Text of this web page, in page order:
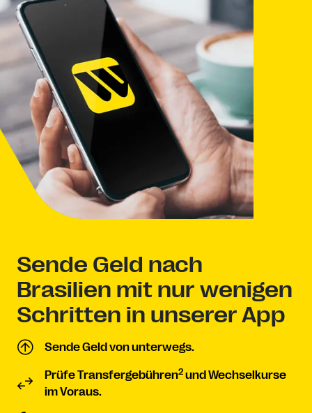
Sende Geld nach
Brasilien mit nur wenigen
Schritten in unserer App
Sende Geld von unterwegs.
Prüfe Transfergebühren2 und Wechselkurse
im Voraus.